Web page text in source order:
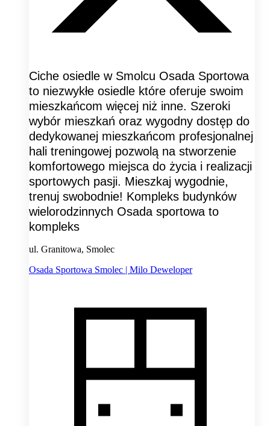
Ciche osiedle w Smolcu Osada Sportowa
to niezwykłe osiedle które oferuje swoim
mieszkańcom więcej niż inne. Szeroki
wybór mieszkań oraz wygodny dostęp do
dedykowanej mieszkańcom profesjonalnej
hali treningowej pozwolą na stworzenie
komfortowego miejsca do życia i realizacji
sportowych pasji. Mieszkaj wygodnie,
trenuj swobodnie! Kompleks budynków
wielorodzinnych Osada sportowa to
kompleks
ul. Granitowa, Smolec
Osada Sportowa Smolec | Milo Deweloper